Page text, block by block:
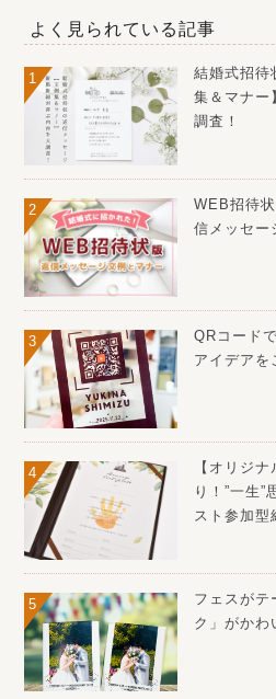
よく見られている記事
結婚式招待
集＆マナー
調査！
WEB招待
信メッセー
QRコード
アイデアを
【オリジ
り！”一生
スト参加型
フェスがテ
ク」がかわ